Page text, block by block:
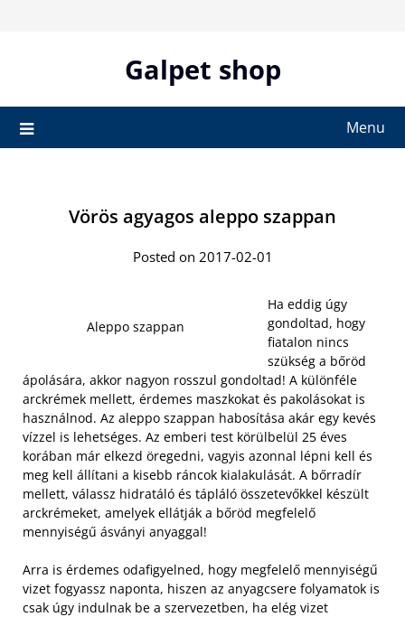
Galpet shop
Menu
Vörös agyagos aleppo szappan
Posted on 2017-02-01
Aleppo szappan
Ha eddig úgy
gondoltad, hogy
fiatalon nincs
szükség a bőröd
ápolására, akkor nagyon rosszul gondoltad! A különféle
arckrémek mellett, érdemes maszkokat és pakolásokat is
használnod. Az aleppo szappan habosítása akár egy kevés
vízzel is lehetséges. Az emberi test körülbelül 25 éves
korában már elkezd öregedni, vagyis azonnal lépni kell és
meg kell állítani a kisebb ráncok kialakulását. A bőrradír
mellett, válassz hidratáló és tápláló összetevőkkel készült
arckrémeket, amelyek ellátják a bőröd megfelelő
mennyiségű ásványi anyaggal!
Arra is érdemes odafigyelned, hogy megfelelő mennyiségű
vizet fogyassz naponta, hiszen az anyagcsere folyamatok is
csak úgy indulnak be a szervezetben, ha elég vizet